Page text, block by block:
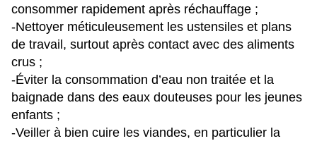
consommer rapidement après réchauffage ;
-Nettoyer méticuleusement les ustensiles et plans
de travail, surtout après contact avec des aliments
crus ;
-Éviter la consommation d’eau non traitée et la
baignade dans des eaux douteuses pour les jeunes
enfants ;
-Veiller à bien cuire les viandes, en particulier la